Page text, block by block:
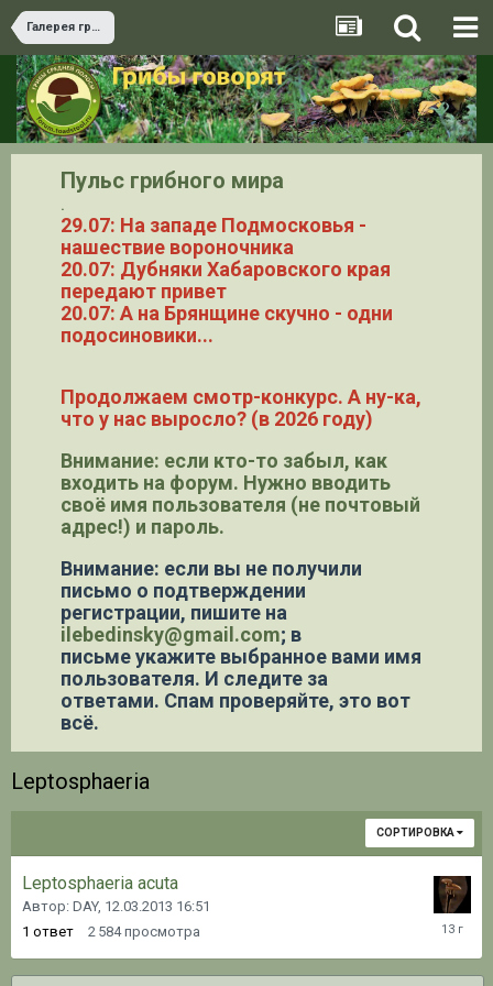
Галерея грибов
Пульс грибного мира
.
29.07: На западе Подмосковья -
нашествие вороночника
20.07: Дубняки Хабаровского края
передают привет
20.07: А на Брянщине скучно - одни
подосиновики...
Продолжаем смотр-конкурс. А ну-ка,
что у нас выросло? (в 2026 году)
Внимание: если кто-то забыл, как
входить на форум. Нужно вводить
своё имя пользователя (не почтовый
адрес!) и пароль.
Внимание: если вы не получили
письмо о подтверждении
регистрации, пишите на
ilebedinsky@gmail.com; в
письме укажите выбранное вами имя
пользователя. И следите за
ответами. Спам проверяйте, это вот
всё.
Leptosphaeria
СОРТИРОВКА
Leptosphaeria acuta
Автор: DAY, 12.03.2013 16:51
1 ответ 2 584 просмотра